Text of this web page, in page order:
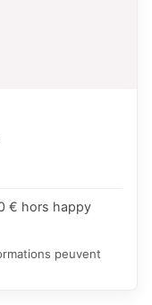
€ hors happy
peuvent